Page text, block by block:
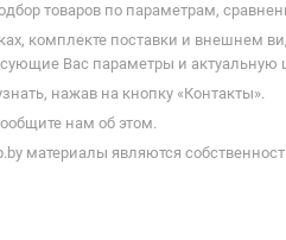
товаров по параметрам,
комплекте поставки и внешнем
Вас параметры и актуальную
нажав на кнопку «Контакты».
нам об этом.
материалы являются